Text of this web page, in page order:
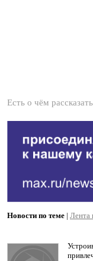
Есть о чём
Новости по теме | Лента